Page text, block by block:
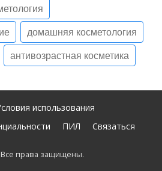
домашняя косметология
антивозрастная косметика
использования
ПИЛ Связаться
права защищены.